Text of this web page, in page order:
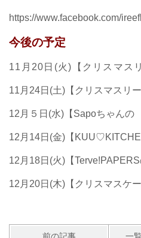
https://www.facebook.com/
今後の予定
11月20日(火)【クリスマス
11月24日(土)【クリスマスリー
12月５日(水)【Sapoちゃんの
12月14日(金)【
12月18日(火)【
12月20日(木)【クリスマスケ
前の記事 一覧